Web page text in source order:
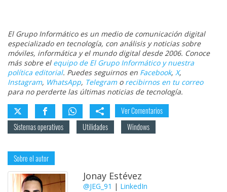
El Grupo Informático es un medio de comunicación digital
especializado en tecnología, con análisis y noticias sobre
móviles, informática y el mundo digital desde 2006. Conoce
más sobre el equipo de El Grupo Informático y nuestra
política editorial. Puedes seguirnos en Facebook, X,
Instagram, WhatsApp, Telegramo recibirnos en tu correo
para no perderte las últimas noticias de tecnología.
Ver Comentarios
Sistemas operativos
Utilidades Windows
Sobre el autor
Jonay Estévez
@JEG_91 | LinkedIn